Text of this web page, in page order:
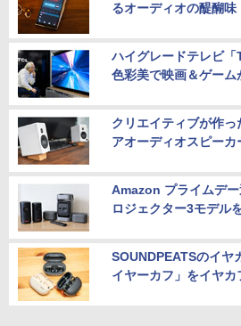
るオーディオの醍醐味
ハイグレードテレビ
色彩美で映画＆ゲーム
クリエイティブが作っ
アオーディオスピーカ
Amazon プライムデ
ロジェクター3モデル
SOUNDPEATSのイヤ
イヤーカフ」をイヤカ